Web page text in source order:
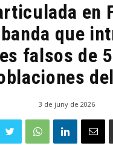
en
que
falsos de
3 de juny de 2026